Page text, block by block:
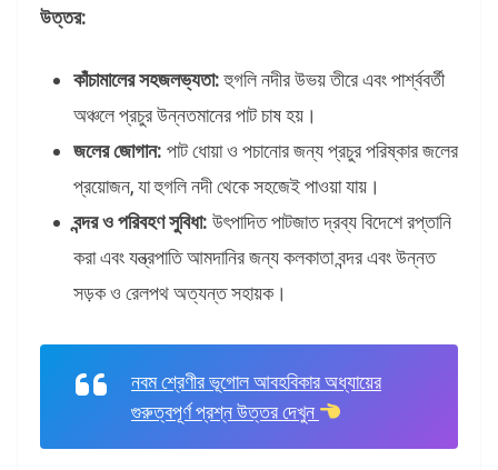
উত্তর:
কাঁচামালের সহজলভ্যতা:হুগলি নদীর উভয় তীরে এবং পার্শ্ববর্তী
অঞ্চলে প্রচুর উন্নতমানের পাট চাষ হয়।
জলের জোগান: পাট ধোয়া ও পচানোর জন্য প্রচুর পরিষ্কার জলের
প্রয়োজন, যা হুগলি নদী থেকে সহজেই পাওয়া যায়।
বন্দর ও পরিবহণ সুবিধা: উৎপাদিত পাটজাত দ্রব্য বিদেশে রপ্তানি
করা এবং যন্ত্রপাতি আমদানির জন্য কলকাতা বন্দর এবং উন্নত
সড়ক ও রেলপথ অত্যন্ত সহায়ক।
নবম শ্রেণীর ভূগোল আবহবিকার অধ্যায়ের
গুরুত্বপূর্ণ প্রশ্ন উত্তর দেখুন